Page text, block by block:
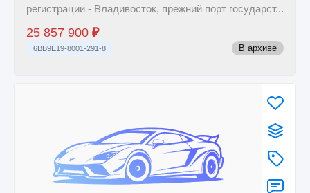
регистрации - Владивосток, прежний порт государст...
25 857 900 ₽
6BB9E19-8001-291-8 В архиве